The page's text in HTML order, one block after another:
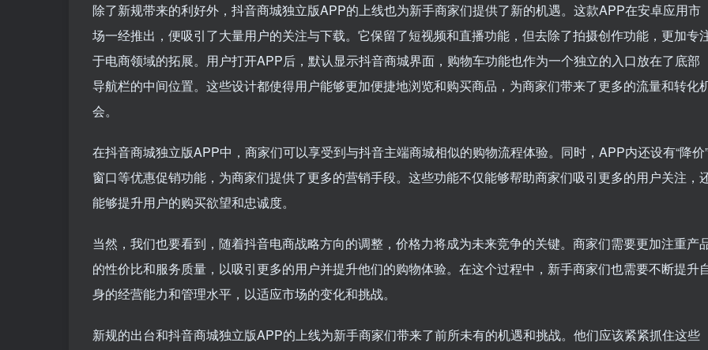
除了新规带来的利好外，抖音商城独立版APP的上线也为新手商家们提供了新的机遇。这款APP在安卓应用市
场一经推出，便吸引了大量用户的关注与下载。它保留了短视频和直播功能，但去除了拍摄创作功能，更加专
于电商领域的拓展。用户打开APP后，默认显示抖音商城界面，购物车功能也作为一个独立的入口放在了底部
导航栏的中间位置。这些设计都使得用户能够更加便捷地浏览和购买商品，为商家们带来了更多的流量和转化
会。
在抖音商城独立版APP中，商家们可以享受到与抖音主端商城相似的购物流程体验。同时，APP内还设有“降价”
窗口等优惠促销功能，为商家们提供了更多的营销手段。这些功能不仅能够帮助商家们吸引更多的用户关注，
能够提升用户的购买欲望和忠诚度。
当然，我们也要看到，随着抖音电商战略方向的调整，价格力将成为未来竞争的关键。商家们需要更加注重产
的性价比和服务质量，以吸引更多的用户并提升他们的购物体验。在这个过程中，新手商家们也需要不断提升
身的经营能力和管理水平，以适应市场的变化和挑战。
新规的出台和抖音商城独立版APP的上线为新手商家们带来了前所未有的机遇和挑战。他们应该紧紧抓住这些